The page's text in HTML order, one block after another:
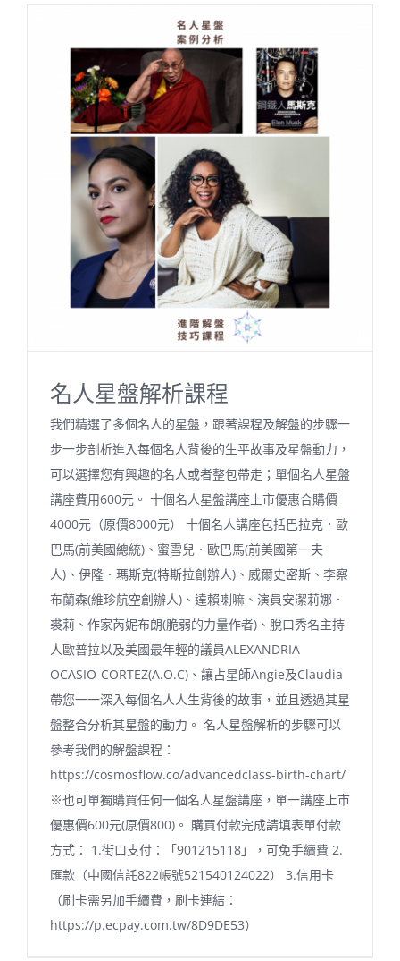
名人星盤解析課程
我們精選了多個名人的星盤，跟著課程及解盤的步驟一
步一步剖析進入每個名人背後的生平故事及星盤動力，
可以選擇您有興趣的名人或者整包帶走；單個名人星盤
講座費用600元。 十個名人星盤講座上市優惠合購價
4000元（原價8000元） 十個名人講座包括巴拉克．歐
巴馬(前美國總統)、蜜雪兒．歐巴馬(前美國第一夫
人)、伊隆．瑪斯克(特斯拉創辦人)、威爾史密斯、李察
布蘭森(維珍航空創辦人)、達賴喇嘛、演員安潔莉娜．
裘莉、作家芮妮布朗(脆弱的力量作者)、脫口秀名主持
人歐普拉以及美國最年輕的議員ALEXANDRIA
OCASIO-CORTEZ(A.O.C)、讓占星師Angie及Claudia
帶您一一深入每個名人人生背後的故事，並且透過其星
盤整合分析其星盤的動力。 名人星盤解析的步驟可以
參考我們的解盤課程：
https://cosmosflow.co/advancedclass-birth-chart/
※也可單獨購買任何一個名人星盤講座，單一講座上市
優惠價600元(原價800)。 購買付款完成請填表單付款
方式： 1.街口支付：「901215118」，可免手續費 2.
匯款（中國信託822帳號521540124022） 3.信用卡
（刷卡需另加手續費，刷卡連結：
https://p.ecpay.com.tw/8D9DE53）